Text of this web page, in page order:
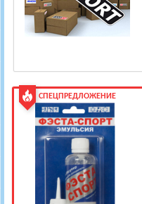
СПЕЦПРЕДЛОЖЕНИЕ